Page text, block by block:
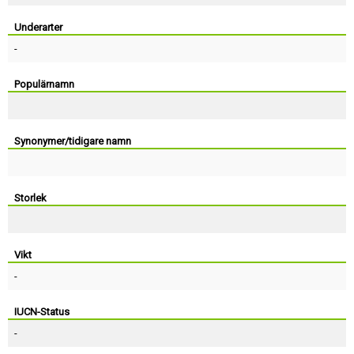
Underarter
-
Populärnamn
Synonymer/tidigare namn
Storlek
Vikt
-
IUCN-Status
-